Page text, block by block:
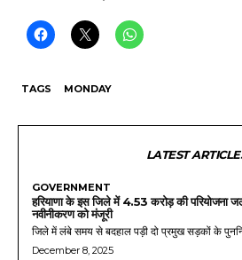
TAGS MONDAY
LATEST
GOVERNMENT
हरियाणा के इस जिले में 4.53 करोड़ की परियोजना
नवीनीकरण को मंजूरी
जिले में लंबे समय से बदहाल पड़ी दो प्रमुख सड़कों के
December 8, 2025